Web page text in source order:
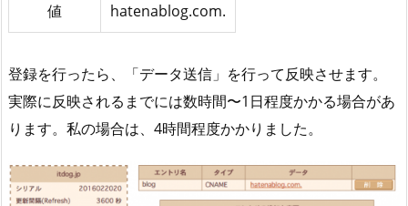
値 hatenablog.com.
登録を行ったら、「データ送信」を行って反映させます。
実際に反映されるまでには数時間〜1日程度かかる場合があ
ります。私の場合は、4時間程度かかりました。